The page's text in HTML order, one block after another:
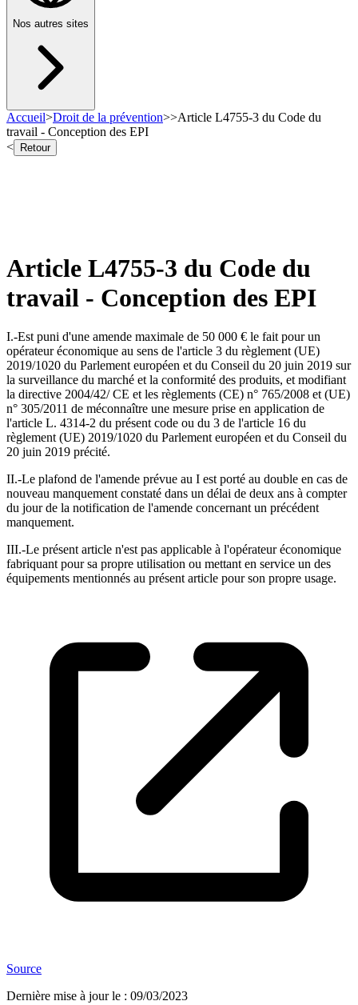
Nos autres sites
Accueil>Droit de la prévention>>Article L4755-3 du Code du
travail - Conception des EPI
<
Retour
Article L4755-3 du Code du
travail - Conception des EPI
I.-Est puni d'une amende maximale de 50 000 € le fait pour un
opérateur économique au sens de l'article 3 du règlement (UE)
2019/1020 du Parlement européen et du Conseil du 20 juin 2019 sur
la surveillance du marché et la conformité des produits, et modifiant
la directive 2004/42/ CE et les règlements (CE) n° 765/2008 et (UE)
n° 305/2011 de méconnaître une mesure prise en application de
l'article L. 4314-2 du présent code ou du 3 de l'article 16 du
règlement (UE) 2019/1020 du Parlement européen et du Conseil du
20 juin 2019 précité.
II.-Le plafond de l'amende prévue au I est porté au double en cas de
nouveau manquement constaté dans un délai de deux ans à compter
du jour de la notification de l'amende concernant un précédent
manquement.
III.-Le présent article n'est pas applicable à l'opérateur économique
fabriquant pour sa propre utilisation ou mettant en service un des
équipements mentionnés au présent article pour son propre usage.
Source
Dernière mise à jour le : 09/03/2023